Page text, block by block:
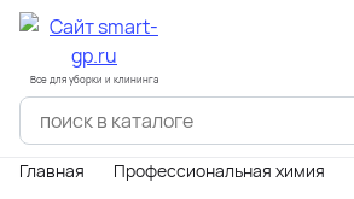
Все для уборки и клининга
Главная Профессиональная химия